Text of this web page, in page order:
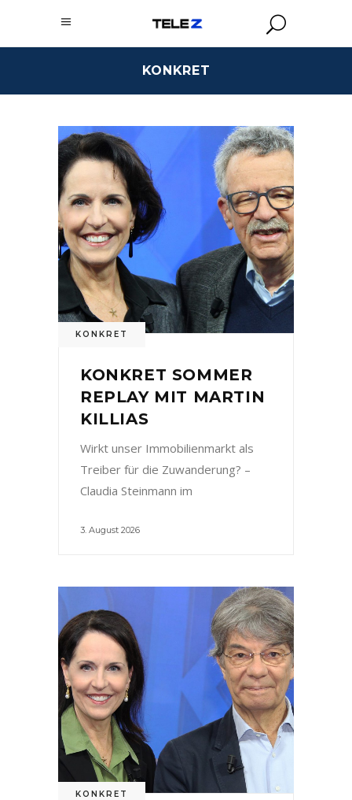
KONKRET
KONKRET
KONKRET SOMMER
REPLAY MIT MARTIN
KILLIAS
Wirkt unser Immobilienmarkt als
Treiber für die Zuwanderung? –
Claudia Steinmann im
3. August 2026
KONKRET